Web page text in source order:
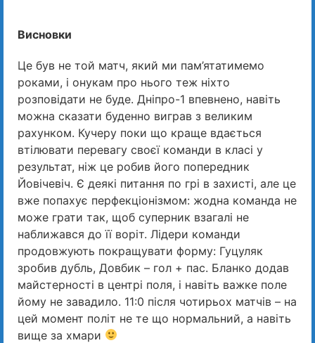
Висновки
Це був не той матч, який ми пам’ятатимемо
роками, і онукам про нього теж ніхто
розповідати не буде. Дніпро-1 впевнено, навіть
можна сказати буденно виграв з великим
рахунком. Кучеру поки що краще вдається
втілювати перевагу своєї команди в класі у
результат, ніж це робив його попередник
Йовічевіч. Є деякі питання по грі в захисті, але це
вже попахує перфекціонізмом: жодна команда не
може грати так, щоб суперник взагалі не
наближався до її воріт. Лідери команди
продовжують покращувати форму: Гуцуляк
зробив дубль, Довбик – гол + пас. Бланко додав
майстерності в центрі поля, і навіть важке поле
йому не завадило. 11:0 після чотирьох матчів – на
цей момент політ не те що нормальний, а навіть
вище за хмари